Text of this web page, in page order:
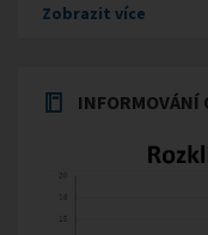
Zobrazit více
INFORMOVÁNÍ